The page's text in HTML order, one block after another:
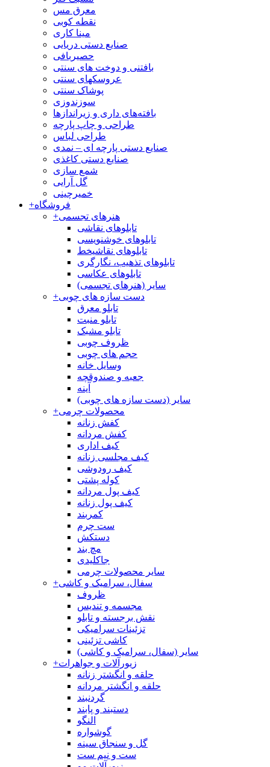
معرق مس
نقطه کوبی
مینا کاری
صنایع دستی دریایی
حصیربافی
بافتنی‌ و دوخت های سنتی
عروسکهای سنتی
پوشاک سنتی
سوزندوزی
بافته‌های داری و زیراندازها
طراحی و چاپ پارچه
طراحی لباس
صنایع دستی پارچه ای – نمدی
صنایع دستی کاغذی
شمع سازی
گل آرایی
خمیرچینی
+فروشگاه
+هنرهای تجسمی
تابلوهای نقاشی
تابلوهای خوشنویسی
تابلوهای نقاشیخط
تابلوهای تذهیب، نگارگری
تابلوهای عکاسی
سایر (هنرهای تجسمی)
+دست سازه های چوبی
تابلو معرق
تابلو منبت
تابلو مشبک
ظروف چوبی
حجم های چوبی
وسایل خانه
جعبه و صندوقچه
آینه
سایر (دست سازه های چوبی)
+محصولات چرمی
کفش زنانه
کفش مردانه
کیف اداری
کیف مجلسی زنانه
کیف رودوشی
کوله پشتی
کیف پول مردانه
کیف پول زنانه
کمربند
ست چرم
دستکش
مچ بند
جاکلیدی
سایر محصولات چرمی
+سفال، سرامیک و کاشی
ظروف
مجسمه و تندیس
نقش برجسته و تابلو
تزئینات سرامیکی
کاشی تزئینی
سایر (سفال، سرامیک و کاشی)
+زیورآلات و جواهرات
حلقه و انگشتر زنانه
حلقه و انگشتر مردانه
گردنبند
دستبند و پابند
النگو
گوشواره
گل و سنجاق سینه
ست و نیم ست